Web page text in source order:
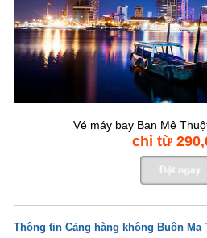
Vé máy bay Ban Mê
chỉ từ
Thông tin Cảng hàng không Buôn Ma